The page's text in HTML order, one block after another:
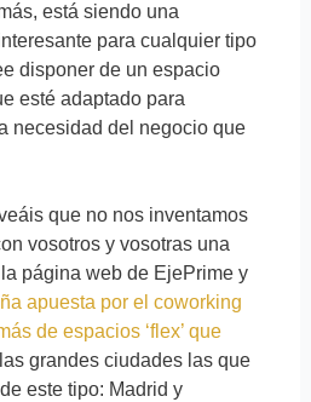
está siendo una
para cualquier tipo
disponer de un espacio
esté adaptado para
necesidad del negocio que
que no nos inventamos
vosotros y vosotras una
página web de EjePrime y
apuesta por el coworking
de espacios ‘flex’ que
grandes ciudades las que
este tipo: Madrid y